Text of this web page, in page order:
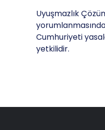
Uyuşmazlık
Cumhuriyeti
yetkilidir.